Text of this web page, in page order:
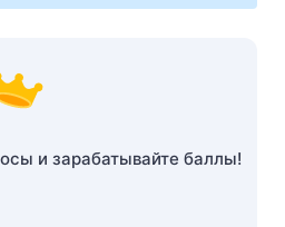
и зарабатывайте баллы!